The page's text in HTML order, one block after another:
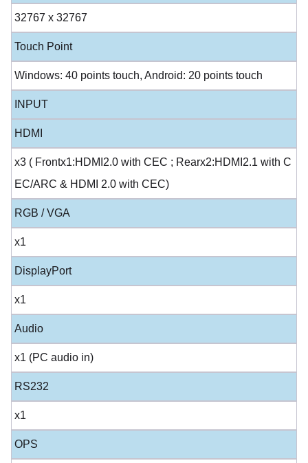
32767 x 32767
Touch Point
Windows: 40 points touch, Android: 20 points touch
INPUT
HDMI
x3 ( Frontx1:HDMI2.0 with CEC ; Rearx2:HDMI2.1 with C
EC/ARC & HDMI 2.0 with CEC)
RGB / VGA
x1
DisplayPort
x1
Audio
x1 (PC audio in)
RS232
x1
OPS